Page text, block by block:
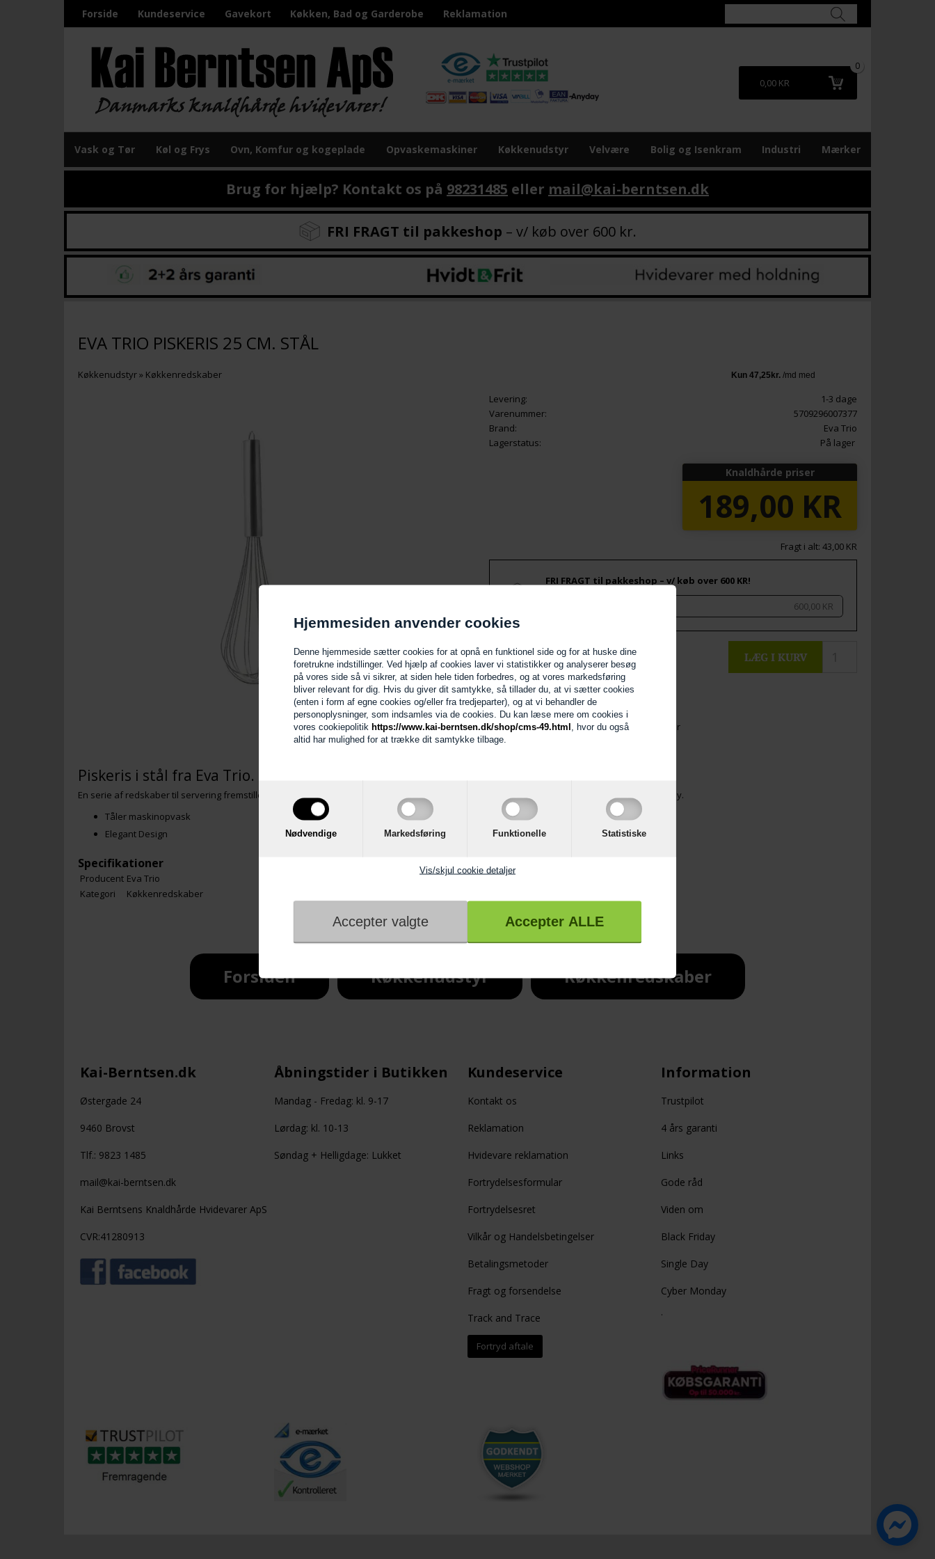
Hjemmesiden anvender cookies
Denne hjemmeside sætter cookies for at opnå en funktionel side og for at huske dine
foretrukne indstillinger. Ved hjælp af cookies laver vi statistikker og analyserer besøg
på vores side så vi sikrer, at siden hele tiden forbedres, og at vores markedsføring
bliver relevant for dig. Hvis du giver dit samtykke, så tillader du, at vi sætter cookies
(enten i form af egne cookies og/eller fra tredjeparter), og at vi behandler de
personoplysninger, som indsamles via de cookies. Du kan læse mere om cookies i
vores cookiepolitik https://www.kai-berntsen.dk/shop/cms-49.html , hvor du også
altid har mulighed for at trække dit samtykke tilbage.
Nødvendige Markedsføring Funktionelle Statistiske
Vis/skjul cookie detaljer
0
0,00 KR
Forside Kundeservice Gavekort Køkken, Bad og Garderobe Reklamation
Vask og Tør Køl og Frys Ovn, Komfur og kogeplade Opvaskemaskiner Køkkenudstyr Velvære Bolig og Isenkram Industri Mærker
Brug for hjælp? Kontakt os på 98231485 eller mail@kai-berntsen.dk
FRI FRAGT til pakkeshop – v/ køb over 600 kr.
EVA TRIO PISKERIS 25 CM. STÅL
Køkkenudstyr» Køkkenredskaber
Levering:
1-3 dage
Varenummer:
5709296007377
Brand:
Eva Trio
Lagerstatus:
På lager
Knaldhårde priser
189,00 KR
Fragt i alt: 43,00 KR
FRI FRAGT til pakkeshop – v/ køb over 600 KR!
600,00 KR
Bedømmelse forEva Trio Piskeris 25 cm. Stål
Bedømmelse: 5 ud af 5 baseret på stemmer
Piskeris i stål fra Eva Trio.
En serie af redskaber til servering fremstillet i rustfrit stål. De langskaftede Ta’ ting er formgivet specielt til Eva Trio porcelæn. Design: Ole Palsby.
Tåler maskinopvask
Elegant Design
Specifikationer
Producent Eva Trio
Kategori
Køkkenredskaber
Forsiden Køkkenudstyr Køkkenredskaber
Kai-Berntsen.dk
Østergade 24
9460 Brovst
Tlf.: 9823 1485
mail@kai-berntsen.dk
Kai Berntsens Knaldhårde Hvidevarer ApS
CVR:41280913
Åbningstider i Butikken
Mandag - Fredag: kl. 9-17
Lørdag: kl. 10-13
Søndag + Helligdage: Lukket
Kundeservice
Kontakt os
Reklamation
Hvidevare reklamation
Fortrydelsesformular
Fortrydelsesret
Vilkår og Handelsbetingelser
Betalingsmetoder
Fragt og forsendelse
Track and Trace
Fortryd aftale
Information
Trustpilot
4 års garanti
Links
Gode råd
Viden om
Black Friday
Single Day
Cyber Monday
.